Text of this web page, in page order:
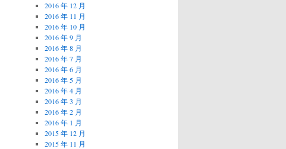
2016 年 12 月
2016 年 11 月
2016 年 10 月
2016 年 9 月
2016 年 8 月
2016 年 7 月
2016 年 6 月
2016 年 5 月
2016 年 4 月
2016 年 3 月
2016 年 2 月
2016 年 1 月
2015 年 12 月
2015 年 11 月